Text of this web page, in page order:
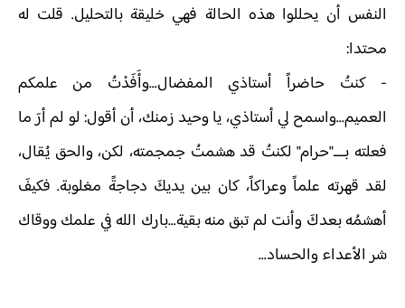
النفس أن يحللوا هذه الحالة فهي خليقة بالتحليل. قلت له
محتدا:
- كنتُ حاضراً أستاذي المفضال...وأَفَدْتُ من علمكم
العميم...واسمح لي أستاذي، يا وحيد زمنك، أن أقول: لو لم أرَ ما
فعلته بـــ"حرام" لكنتُ قد هشمتُ جمجمته، لكن، والحق يُقال،
لقد قهرته علماً وعراكاً، كان بين يديكَ دجاجةً مغلوبة. فكيفَ
أهشمُه بعدكَ وأنت لم تبق منه بقية...بارك الله في علمك ووقاك
شر الأعداء والحساد...